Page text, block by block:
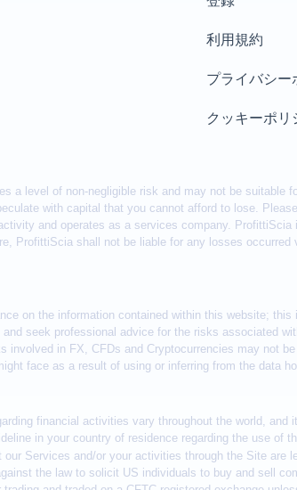
利用規約
プライバシー
クッキーポリ